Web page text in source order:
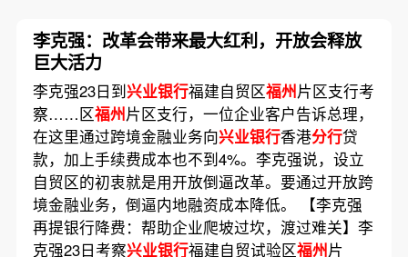
李克强：改革会带来最大红利，开放会释放
巨大活力
李克强23日到兴业银行福建自贸区福州片区支行考
察……区福州片区支行，一位企业客户告诉总理，
在这里通过跨境金融业务向兴业银行香港分行贷
款，加上手续费成本也不到4%。李克强说，设立
自贸区的初衷就是用开放倒逼改革。要通过开放跨
境金融业务，倒逼内地融资成本降低。 【李克强
再提银行降费：帮助企业爬坡过坎，渡过难关】李
克强23日考察兴业银行福建自贸试验区福州片